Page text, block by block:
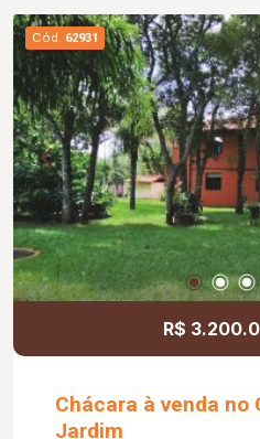
Cód. 62931
R$
Chácara à venda no
Jardim